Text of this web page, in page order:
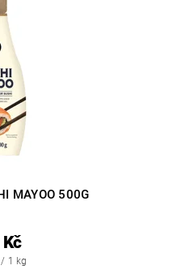
MAYOO 500G
1 kg